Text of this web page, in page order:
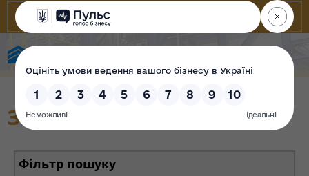
Звіти
Фільтр пошуку